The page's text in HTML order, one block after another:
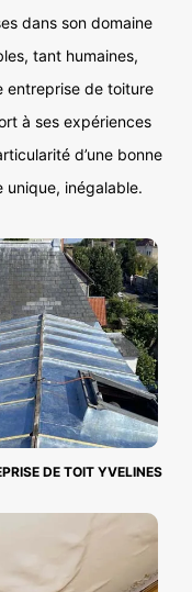
dans son domaine
tant humaines,
entreprise de toiture
à ses expériences
d’une bonne
inégalable.
DE TOIT YVELINES